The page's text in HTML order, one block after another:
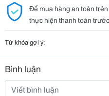
Để mua hàng an toàn
thực hiện thanh toán
Từ khóa gợi ý:
Bình luận